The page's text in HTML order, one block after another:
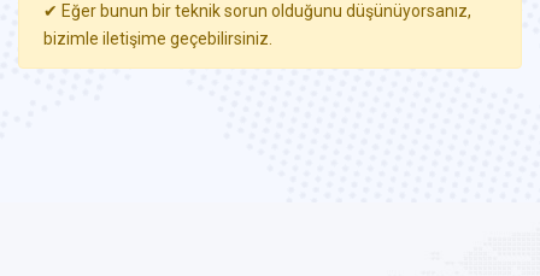
✔ Eğer bunun bir teknik sorun olduğunu düşünüyorsanız,
bizimle iletişime geçebilirsiniz.